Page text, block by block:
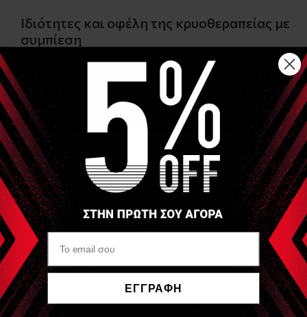
Ιδιότητες και οφέλη της κρυοθεραπείας με
συμπίεση
Χρησιμοποιώντας νερό και πάγο, ψύχει τον ιστό στην
επιθυμητή τραυματισμένη περιοχή για να μειώσει το οίδημα,
τους μυϊκούς σπασμούς, το πρήξιμο και τον πόνο. Επιβραδύνει
τον κυτταρικό μεταβολισμό, μειώνει τη δευτερογενή βλάβη των
ιστών και προάγει την αποκατάσταση. Μπορεί να
αναισθητοποιήσει έναν μυ ή μια άρθρωση για ορισμένο
χρονικό διάστημα. Η θεραπεία ήπιας συμπίεσης
χρησιμοποιείται για την παροχή ομοιόμορφης πίεσης γύρω
από την επιθυμητή περιοχή, μειώνοντας μηχανικά τον
διαθέσιμο χώρο για τη δημιουργία φλεγμονής, αυξάνοντας
έτσι τη λεμφική ροή και μειώνοντας το πρήξιμο.
Εργονομικός σχεδιασμός
Συνδυάζει μια φορητή μονάδα ελέγχου με μια σειρά
εργονομικών ενδυμάτων διπλής δράσης, συμπίεσης και ψύξης.
Απλή διεπαφή
ΕΓΓΡΑΦΗ